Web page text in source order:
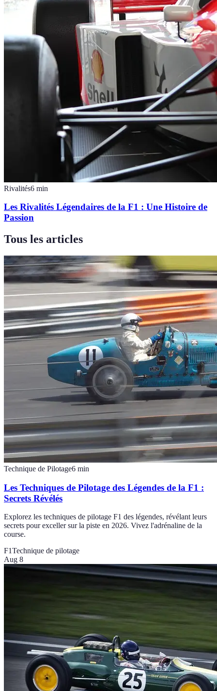
Rivalités6 min
Les Rivalités Légendaires de la F1 : Une Histoire de
Passion
Tous les articles
Technique de Pilotage6 min
Les Techniques de Pilotage des Légendes de la F1 :
Secrets Révélés
Explorez les techniques de pilotage F1 des légendes, révélant leurs
secrets pour exceller sur la piste en 2026. Vivez l'adrénaline de la
course.
F1Technique de pilotage
Aug 8